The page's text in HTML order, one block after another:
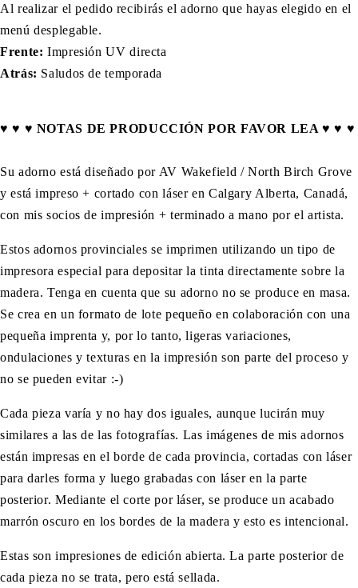
Al realizar el pedido recibirás el adorno que hayas elegido en el
menú desplegable.
Frente: Impresión UV directa
Atrás: Saludos de temporada
♥ ♥ ♥ NOTAS DE PRODUCCIÓN POR FAVOR LEA ♥ ♥ ♥
Su adorno está diseñado por AV Wakefield / North Birch Grove
y está impreso + cortado con láser en Calgary Alberta, Canadá,
con mis socios de impresión + terminado a mano por el artista.
Estos adornos provinciales se imprimen utilizando un tipo de
impresora especial para depositar la tinta directamente sobre la
madera. Tenga en cuenta que su adorno no se produce en masa.
Se crea en un formato de lote pequeño en colaboración con una
pequeña imprenta y, por lo tanto, ligeras variaciones,
ondulaciones y texturas en la impresión son parte del proceso y
no se pueden evitar :-)
Cada pieza varía y no hay dos iguales, aunque lucirán muy
similares a las de las fotografías. Las imágenes de mis adornos
están impresas en el borde de cada provincia, cortadas con láser
para darles forma y luego grabadas con láser en la parte
posterior. Mediante el corte por láser, se produce un acabado
marrón oscuro en los bordes de la madera y esto es intencional.
Estas son impresiones de edición abierta. La parte posterior de
cada pieza no se trata, pero está sellada.